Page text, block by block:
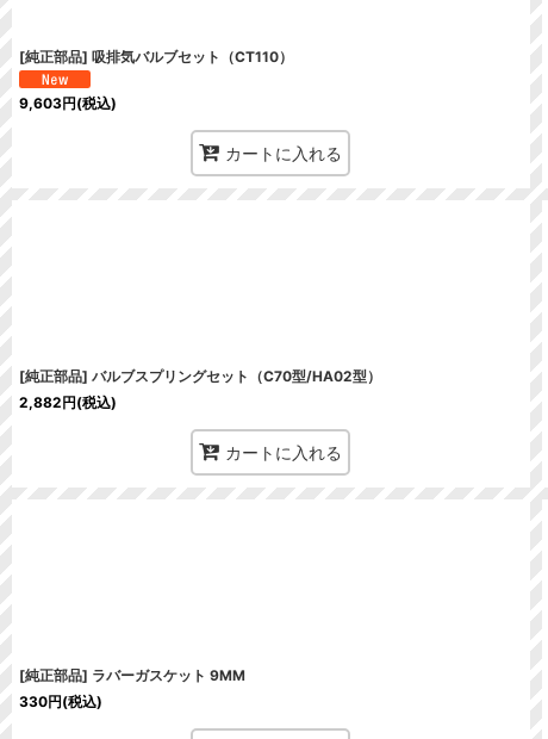
[純正部品] 吸排気バルブセット（CT110）
9,603円(税込)
カートに入れる
[純正部品] バルブスプリングセット（C70型/HA02型）
2,882円(税込)
カートに入れる
[純正部品] ラバーガスケット 9MM
330円(税込)